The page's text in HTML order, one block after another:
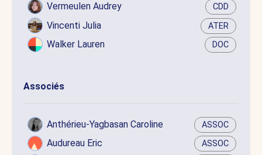
Vermeulen Audrey CDD
Vincenti Julia ATER
Walker Lauren DOC
Associés
Anthérieu-Yagbasan Caroline ASSOC
Audureau Eric ASSOC